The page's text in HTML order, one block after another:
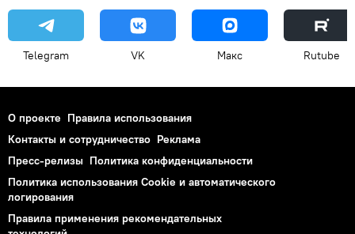
Telegram VK Макс Rutube
О проекте Правила использования
Контакты и сотрудничество Реклама
Пресс-релизы Политика конфиденциальности
Политика использования Cookie и автоматического
логирования
Правила применения рекомендательных